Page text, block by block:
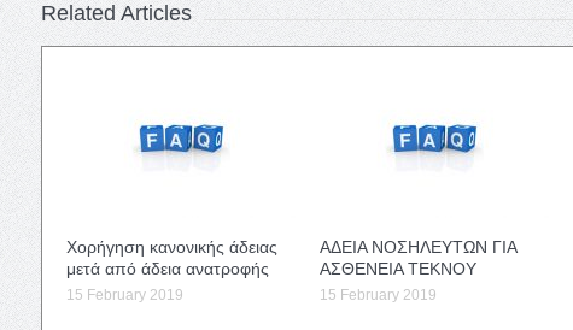
Related Articles
Χορήγηση κανονικής άδειας
μετά από άδεια ανατροφής
15 February 2019
ΑΔΕΙΑ ΝΟΣΗΛΕΥΤΩΝ ΓΙΑ
ΑΣΘΕΝΕΙΑ ΤΕΚΝΟΥ
15 February 2019